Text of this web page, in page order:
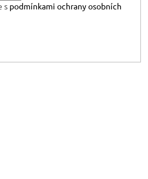
s podmínkami ochrany osobních